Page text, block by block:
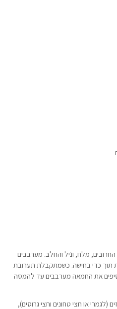
מלח, וניל והחלב. מערבבים
על להבה נמוכה כ5-6 דקות תוך כדי בחישה. כשמתקבלת תערובת
את החמאה מערבבים עד להמסה
(לגמרי או חצי טחונים וחצי גרוסים),